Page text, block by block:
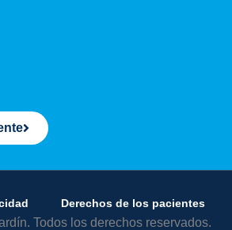
Derechos de los pacientes
Todos los derechos reservados.